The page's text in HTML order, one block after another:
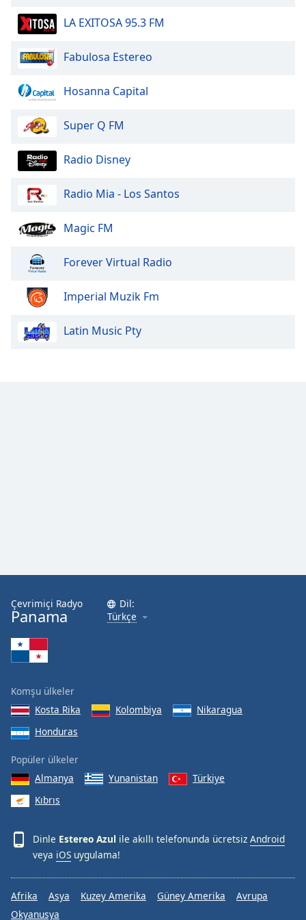
dialog
window.
Escape
cancel
and
Text
Color
Opacity
Color
Opacity
Font
Family
Done
Close
Dialog
dialog
window.
LA EXITOSA 95.3 FM
Fabulosa Estereo
Hosanna Capital
Super Q FM
Radio Disney
Radio Mia - Los Santos
Magic FM
Forever Virtual Radio
Imperial Muzik Fm
Latin Music Pty
Çevrimiçi Radyo
Panama
Dil:
Türkçe
Komşu ülkeler
Kosta Rika
Kolombiya
Nikaragua
Honduras
Popüler ülkeler
Almanya
Yunanistan
Türkiye
Kıbrıs
Dinle Estereo Azul ile akıllı telefonunda ücretsiz Android
veya iOS uygulama!
Afrika Asya Kuzey Amerika Güney Amerika
Avrupa
Okyanusya